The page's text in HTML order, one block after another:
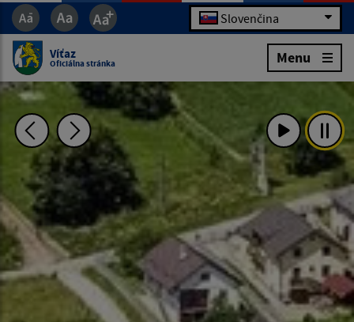
Slovenčina
Víťaz
Oficiálna stránka Menu